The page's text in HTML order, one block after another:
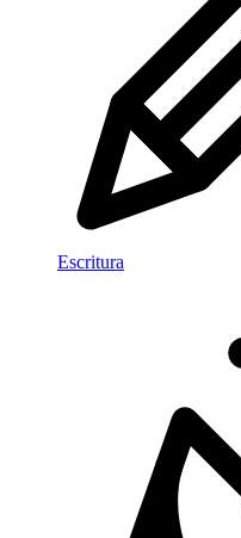
Escritura